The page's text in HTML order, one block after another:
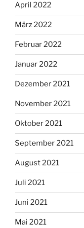
April 2022
März 2022
Februar 2022
Januar 2022
Dezember 2021
November 2021
Oktober 2021
September 2021
August 2021
Juli 2021
Juni 2021
Mai 2021